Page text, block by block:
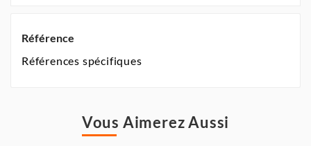
Référence
Références spécifiques
Vous Aimerez Aussi